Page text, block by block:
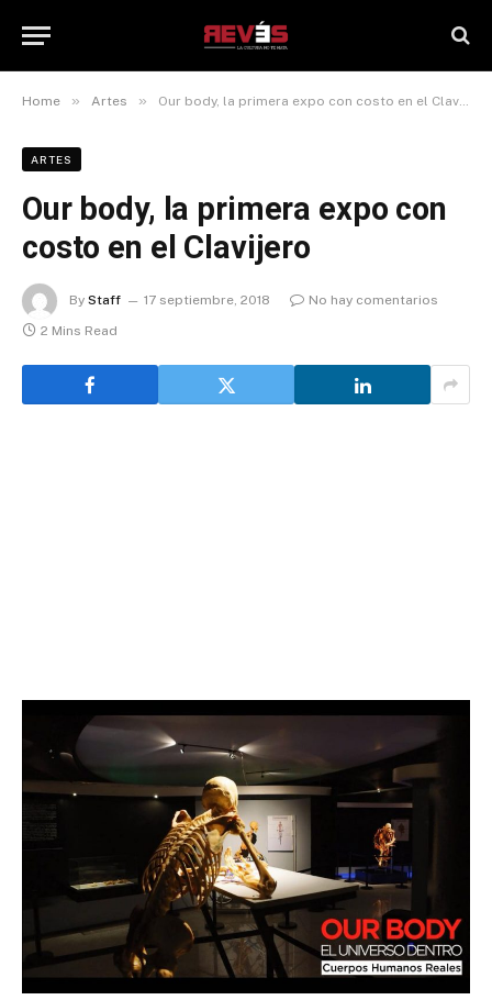
Home » Artes » Our body, la primera expo con costo en el Clavijero
ARTES
Our body, la primera expo con
costo en el Clavijero
By Staff 17 septiembre, 2018
No hay comentarios
2 Mins Read